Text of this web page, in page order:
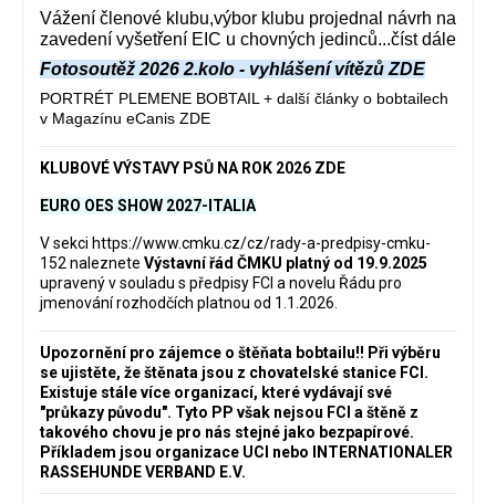
Vážení členové klubu,výbor klubu projednal návrh na
zavedení vyšetření EIC u chovných jedinců...číst dále
Fotosoutěž 2026 2.kolo - vyhlášení vítězů ZDE
PORTRÉT PLEMENE BOBTAIL + další články o bobtailech
v Magazínu eCanis ZDE
KLUBOVÉ VÝSTAVY PSŮ NA ROK 2026 ZDE
EURO OES SHOW 2027-ITALIA
V sekci https://www.cmku.cz/cz/rady-a-predpisy-cmku-
152 naleznete Výstavní řád ČMKU platný od 19.9.2025
upravený v souladu s předpisy FCI a novelu Řádu pro
jmenování rozhodčích platnou od 1.1.2026.
Upozornění pro zájemce o štěňata bobtailu‼️ Při výběru
se ujistěte, že štěnata jsou z chovatelské stanice FCI.
Existuje stále více organizací, které vydávají své
"průkazy původu". Tyto PP však nejsou FCI a štěně z
takového chovu je pro nás stejné jako bezpapírové.
Příkladem jsou organizace UCI nebo INTERNATIONALER
RASSEHUNDE VERBAND E.V.